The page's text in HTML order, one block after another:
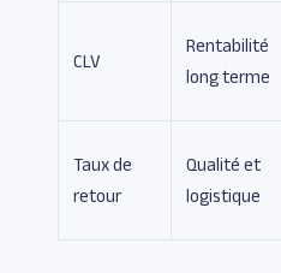
CLV
Rentabilité
long terme
Taux de
retour
Qualité et
logistique